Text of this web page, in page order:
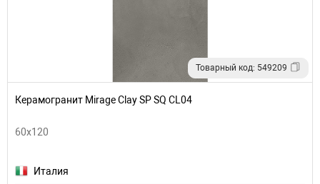
Товарный код: 549209
Керамогранит Mirage Clay SP SQ CL04
60x120
Италия